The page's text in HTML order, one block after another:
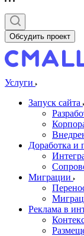
Обсудить проект
Услуги
Запуск сайта
Доработка и
Миграции
Реклама в